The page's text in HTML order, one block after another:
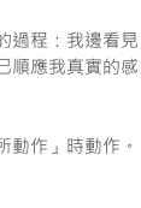
過程：我邊看見
順應我真實的感
作」時動作。